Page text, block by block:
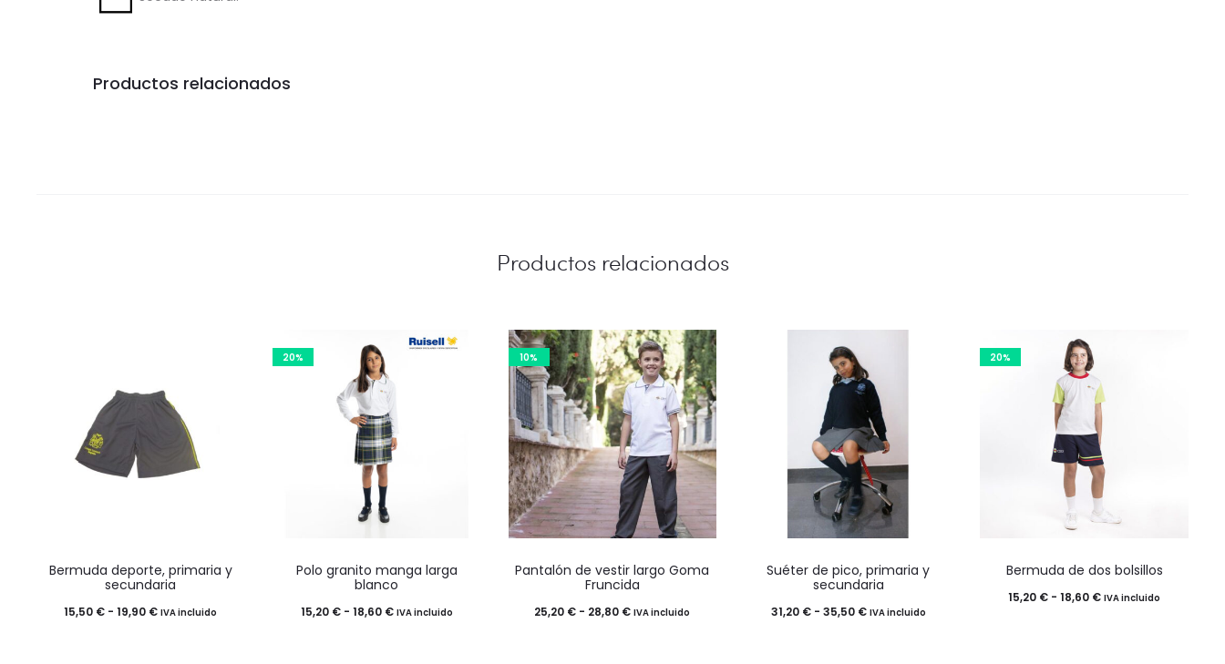
Productos relacionados
Productos relacionados
producto
tiene
Bermuda deporte, primaria y
secundaria
15,50 € - 19,90 €Rango
IVA incluido
20%
producto
tiene
Polo granito manga larga
blanco
15,20 € - 18,60 €Rango
IVA incluido
10%
producto
tiene
Pantalón de vestir largo Goma
Fruncida
25,20 € - 28,80 €Rango
IVA incluido
producto
tiene
Suéter de pico, primaria y
secundaria
31,20 € - 35,50 €Rango
IVA incluido
20%
producto
tiene
Bermuda de dos bolsillos
15,20 € - 18,60 €Rango
IVA incluido